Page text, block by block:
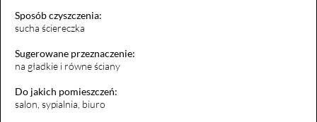
Sposób czyszczenia:
sucha ściereczka
Sugerowane przeznaczenie:
na gładkie i równe ściany
Do jakich pomieszczeń:
salon, sypialnia, biuro